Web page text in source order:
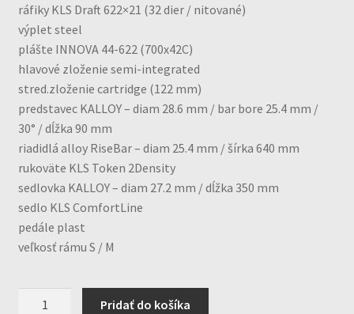
ráfiky KLS Draft 622×21 (32 dier / nitované)
výplet steel
plášte INNOVA 44-622 (700x42C)
hlavové zloženie semi-integrated
stred.zloženie cartridge (122 mm)
predstavec KALLOY – diam 28.6 mm / bar bore 25.4 mm /
30° / dĺžka 90 mm
riadidlá alloy RiseBar – diam 25.4 mm / šírka 640 mm
rukoväte KLS Token 2Density
sedlovka KALLOY – diam 27.2 mm / dĺžka 350 mm
sedlo KLS ComfortLine
pedále plast
veľkosť rámu S / M
Pridať do košíka